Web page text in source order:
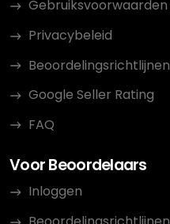
Gebruiksvoorwaarden
Privacybeleid
Beoordelingsrichtlijnen
Google Seller Rating
FAQ
Voor Beoordelaars
Inloggen